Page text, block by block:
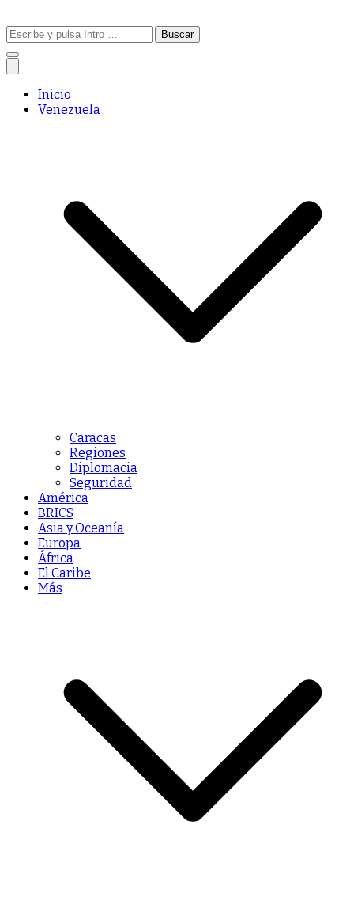
Buscar:
Inicio
Venezuela
Caracas
Regiones
Diplomacia
Seguridad
América
BRICS
Asia y Oceanía
Europa
África
El Caribe
Más